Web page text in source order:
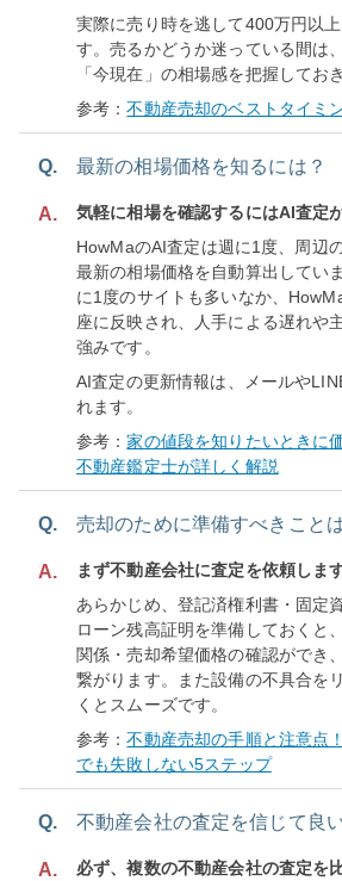
実際に売り時を逃して400万円以
す。売るかどうか迷っている間は
「今現在」の相場感を把握してお
参考：不動産売却のベストタイミ
Q. 最新の相場価格を知るには？
A.
気軽に相場を確認するにはAI査定
HowMaのAI査定は週に1度、周辺
最新の相場価格を自動算出してい
に1度のサイトも多いなか、
座に反映され、人手による遅れや
強みです。
AI査定の更新情報は、メールや
れます。
参考：家の値段を知りたいときに
不動産鑑定士が詳しく解説
Q. 売却のために準備すべきこと
A.
まず不動産会社に査定を依頼します
あらかじめ、登記済権利書・固定
ローン残高証明を準備しておくと
関係・売却希望価格の確認ができ
繋がります。また設備の不具合を
くとスムーズです。
参考：不動産売却の手順と注意点
でも失敗しない5ステップ
Q. 不動産会社の査定を信じて良
A.
必ず、複数の不動産会社の査定を